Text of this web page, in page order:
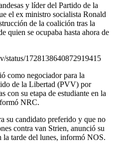
y líder del Partido de la
el ex ministro socialista Ronald
de la coalición tras la
quien se ocupaba hasta ahora de
status/1728138640872919415
como negociador para la
de la Libertad (PVV) por
con su etapa de estudiante en la
NRC.
su candidato preferido y que no
contra van Strien, anunció su
la tarde del lunes, informó NOS.